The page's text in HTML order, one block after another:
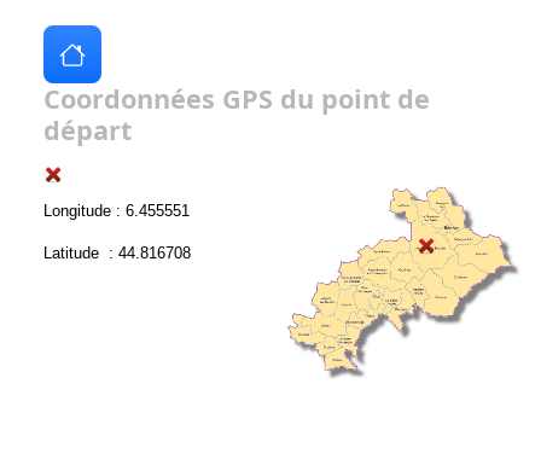
Coordonnées GPS du point de
départ
Longitude : 6.455551
Latitude : 44.816708